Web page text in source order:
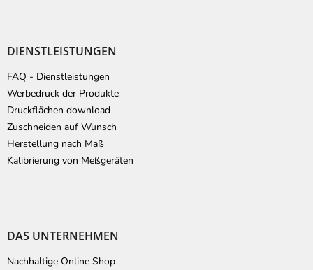
DIENSTLEISTUNGEN
FAQ - Dienstleistungen
Werbedruck der Produkte
Druckflächen download
Zuschneiden auf Wunsch
Herstellung nach Maß
Kalibrierung von Meßgeräten
DAS UNTERNEHMEN
Nachhaltige Online Shop